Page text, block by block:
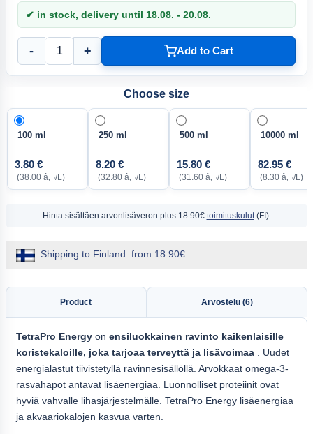
✔ in stock, delivery until 18.08. - 20.08.
- + Add to Cart
Choose size
100 ml
3.80 €
(38.00 â‚¬/L)
250 ml
8.20 €
(32.80 â‚¬/L)
500 ml
15.80 €
(31.60 â‚¬/L)
10000 ml
82.95 €
(8.30 â‚¬/L)
Hinta sisältäen arvonlisäveron plus 18.90€ toimituskulut(FI).
Shipping to Finland: from 18.90€
Product Arvostelu (6)
TetraPro Energy on ensiluokkainen ravinto kaikenlaisille
koristekaloille, joka tarjoaa terveyttä ja lisävoimaa . Uudet
energialastut tiivistetyllä ravinnesisällöllä. Arvokkaat omega-3-
rasvahapot antavat lisäenergiaa. Luonnolliset proteiinit ovat
hyviä vahvalle lihasjärjestelmälle. TetraPro Energy lisäenergiaa
ja akvaariokalojen kasvua varten.